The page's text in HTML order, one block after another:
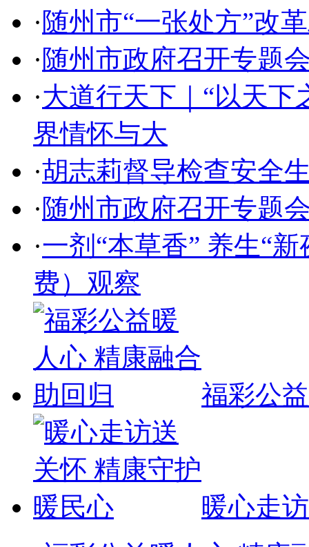
·随州市“一张处方”改
·随州市政府召开专题
·大道行天下｜“以天
界情怀与大
·胡志莉督导检查安全
·随州市政府召开专题
·一剂“本草香” 养生“
费）观察
福彩公
暖心走